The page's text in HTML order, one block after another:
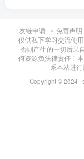
友链申请
免责声
仅供私下学习交流使
否则产生的一切后果
何资源负法律责任！
系本站进行
Copyright © 2024 ·